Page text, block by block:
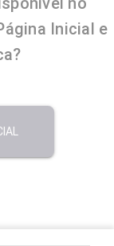
Inicial e